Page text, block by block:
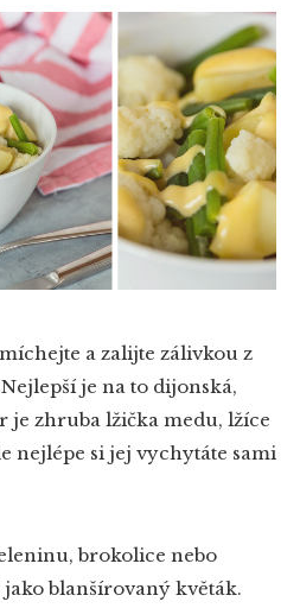
a zalijte zálivkou z
je na to dijonská,
je zhruba lžička medu, lžíce
nejlépe si jej vychytáte sami
brokolice nebo
blanšírovaný květák.